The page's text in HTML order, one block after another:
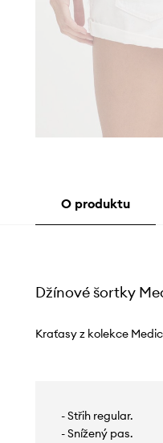
O produktu
Džínové šortky
Kraťasy z kolekce
- Střih regular.
- Snížený pas.